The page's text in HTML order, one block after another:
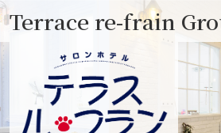
Skip
content
Terrace re-frain